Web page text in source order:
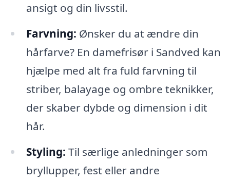
ansigt og din livsstil.
Farvning: Ønsker du at ændre din
hårfarve? En damefrisør i Sandved kan
hjælpe med alt fra fuld farvning til
striber, balayage og ombre teknikker,
der skaber dybde og dimension i dit
hår.
Styling: Til særlige anledninger som
bryllupper, fest eller andre